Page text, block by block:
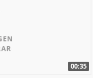
00:35